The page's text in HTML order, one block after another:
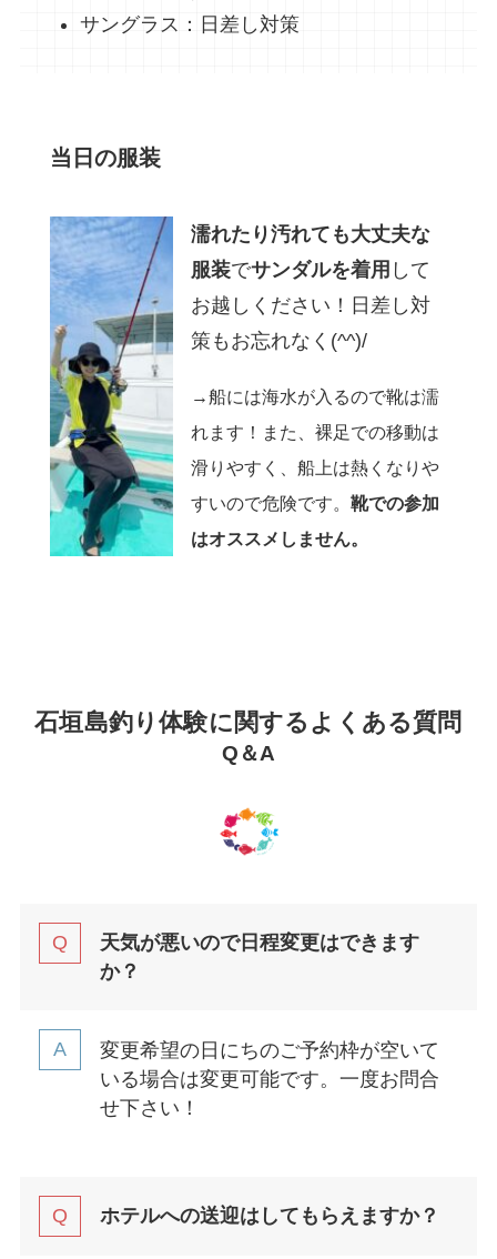
サングラス：日差し対策
当日の服装
濡れたり汚れても大丈夫な
服装でサンダルを着用 して
お越しください！日差し対
策もお忘れなく(^^)/
→船には海水が入るので靴は濡
れます！また、裸足での移動は
滑りやすく、船上は熱くなりや
すいので危険です。靴での参加
はオススメしません。
石垣島釣り体験に関するよくある質問
Q＆A
天気が悪いので日程変更はできます
か？
変更希望の日にちのご予約枠が空いて
いる場合は変更可能です。一度お問合
せ下さい！
ホテルへの送迎はしてもらえますか？